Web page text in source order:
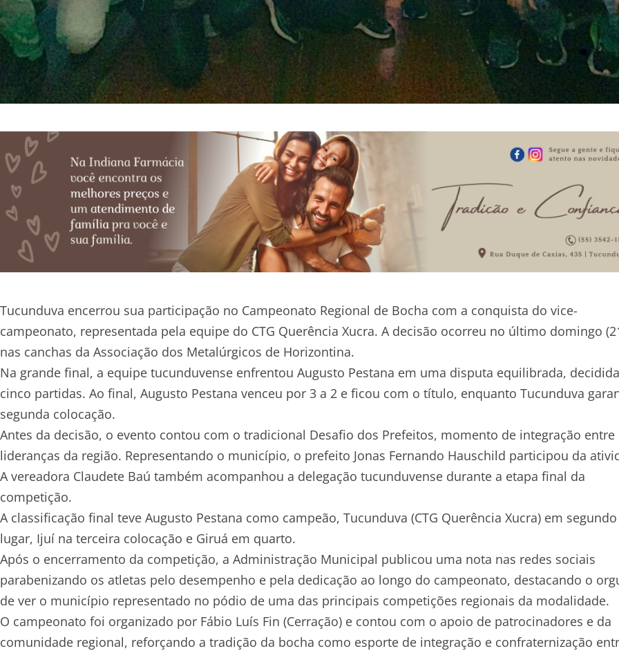
Tucunduva encerrou sua participação no Campeonato Regional de Bocha com a conquista do vice-
campeonato, representada pela equipe do CTG Querência Xucra. A decisão ocorreu no último domingo
nas canchas da Associação dos Metalúrgicos de Horizontina.
Na grande final, a equipe tucunduvense enfrentou Augusto Pestana em uma disputa equilibrada,
cinco partidas. Ao final, Augusto Pestana venceu por 3 a 2 e ficou com o título, enquanto Tucunduva
segunda colocação.
Antes da decisão, o evento contou com o tradicional Desafio dos Prefeitos, momento de integração entre
lideranças da região. Representando o município, o prefeito Jonas Fernando Hauschild participou da
A vereadora Claudete Baú também acompanhou a delegação tucunduvense durante a etapa final da
competição.
A classificação final teve Augusto Pestana como campeão, Tucunduva (CTG Querência Xucra) em segundo
lugar, Ijuí na terceira colocação e Giruá em quarto.
Após o encerramento da competição, a Administração Municipal publicou uma nota nas redes sociais
parabenizando os atletas pelo desempenho e pela dedicação ao longo do campeonato, destacando o
de ver o município representado no pódio de uma das principais competições regionais da modalidade.
O campeonato foi organizado por Fábio Luís Fin (Cerração) e contou com o apoio de patrocinadores e da
comunidade regional, reforçando a tradição da bocha como esporte de integração e confraternização